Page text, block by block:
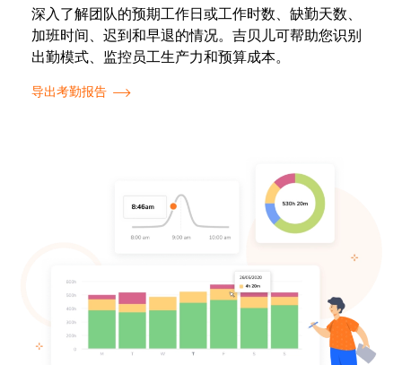
深入了解团队的预期工作日或工作时数、缺勤天数、
加班时间、迟到和早退的情况。吉贝儿可帮助您识别
出勤模式、监控员工生产力和预算成本。
导出考勤报告